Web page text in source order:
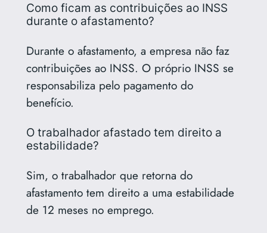
Como ficam as contribuições ao INSS
durante o afastamento?
Durante o afastamento, a empresa não faz
contribuições ao INSS. O próprio INSS se
responsabiliza pelo pagamento do
benefício.
O trabalhador afastado tem direito a
estabilidade?
Sim, o trabalhador que retorna do
afastamento tem direito a uma estabilidade
de 12 meses no emprego.